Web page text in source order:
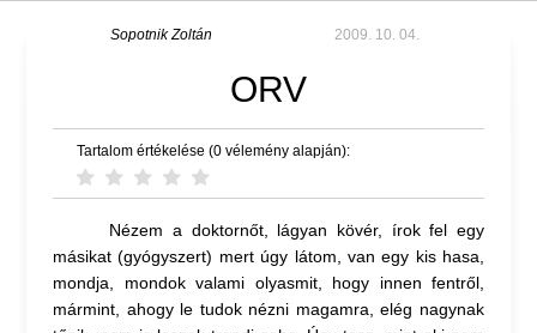
Sopotnik Zoltán 2009. 10. 04.
ORV
Tartalom értékelése (0 vélemény alapján):
Nézem a doktornőt, lágyan kövér, írok fel egy
másikat (gyógyszert) mert úgy látom, van egy kis hasa,
mondja, mondok valami olyasmit, hogy innen fentről,
mármint, ahogy le tudok nézni magamra, elég nagynak